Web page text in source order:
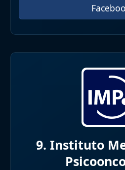
9. Instituto